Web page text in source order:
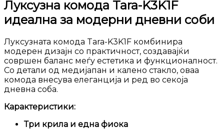
Луксузна комода Tara-K3K1F
идеална за модерни дневни соби
Луксузната комода Tara-K3K1F комбинира
модерен дизајн со практичност, создавајќи
совршен баланс меѓу естетика и функционалност.
Со детали од медијапан и калено стакло, оваа
комода внесува елеганција и ред во секоја
дневна соба.
Карактеристики:
Три крила и една фиока